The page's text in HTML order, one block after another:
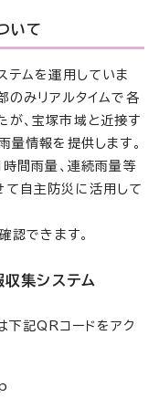
いて
ムを運用していま
のみリアルタイムで各
が、宝塚市域と近接す
情報を提供します。
間雨量、連続雨量等
て自主防災に活用して
認できます。
収集システム
下記QRコードをアク